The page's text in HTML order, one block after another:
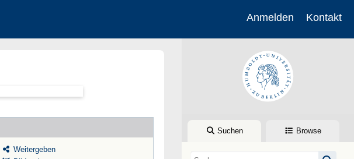
Anmelden Kontakt
Suchen Browse
Weitergeben